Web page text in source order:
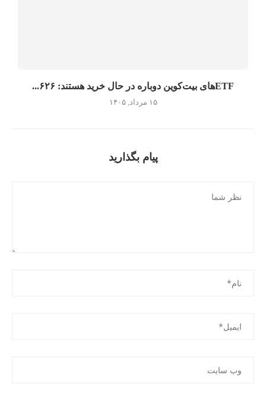
ETFهای بیت‌کوین دوباره در حال خرید هستند: ۶۲۶...
۱۵ مرداد, ۱۴۰۵
پیام بگذارید